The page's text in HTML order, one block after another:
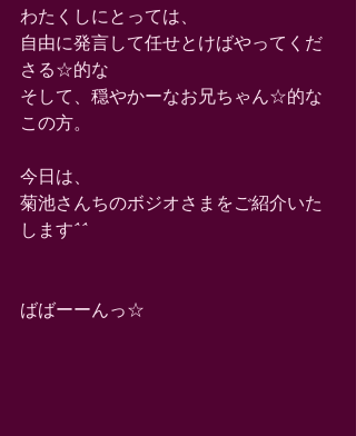
わたくしにとっては、
自由に発言して任せとけばやってくだ
さる☆的な
そして、穏やかーなお兄ちゃん☆的な
この方。
今日は、
菊池さんちのボジオさまをご紹介いた
します^^
ばばーーんっ☆